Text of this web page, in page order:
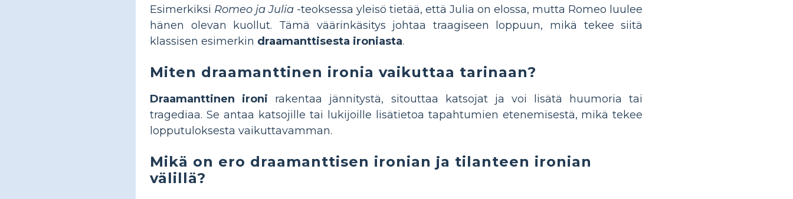
Esimerkiksi Romeo ja Julia -teoksessa yleisö tietää, että Julia on elossa, mutta Romeo luulee
hänen olevan kuollut. Tämä väärinkäsitys johtaa traagiseen loppuun, mikä tekee siitä
klassisen esimerkin draamanttisesta ironiasta.
Miten draamanttinen ironia vaikuttaa tarinaan?
Draamanttinen ironi rakentaa jännitystä, sitouttaa katsojat ja voi lisätä huumoria tai
tragediaa. Se antaa katsojille tai lukijoille lisätietoa tapahtumien etenemisestä, mikä tekee
lopputuloksesta vaikuttavamman.
Mikä on ero draamanttisen ironian ja tilanteen ironian
välillä?